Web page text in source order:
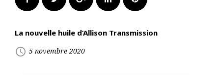
La nouvelle huile d’Allison Transmission
access_time 5 novembre 2020